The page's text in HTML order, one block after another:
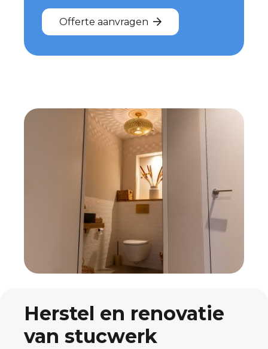
Offerte aanvragen
Herstel en renovatie
van stucwerk